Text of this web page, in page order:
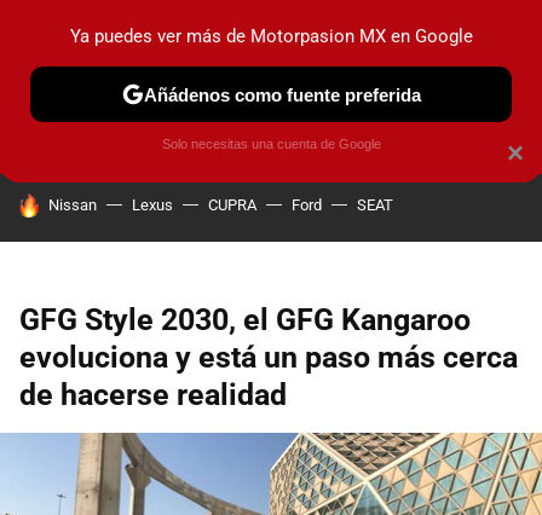
PRUEBAS INDUSTRIA HOY NO CIRCULA
HOY SE HABLA DE
Nissan Lexus CUPRA Ford SEAT
GFG Style 2030, el GFG Kangaroo
evoluciona y está un paso más cerca
de hacerse realidad
×
Ya puedes ver más de Motorpasion MX en Google
Añádenos como fuente preferida
Solo necesitas una cuenta de Google